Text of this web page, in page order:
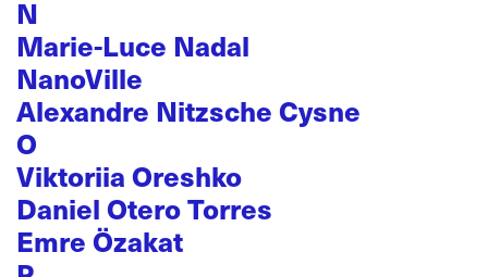
N
Marie-Luce Nadal
NanoVille
Alexandre Nitzsche Cysne
O
Viktoriia Oreshko
Daniel Otero Torres
Emre Özakat